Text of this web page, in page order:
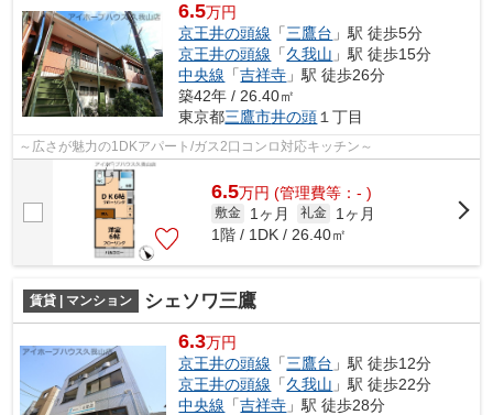
6.5万円
京王井の頭線 「三鷹台 」駅 徒歩5分
京王井の頭線 「久我山 」駅 徒歩15分
中央線 「吉祥寺 」駅 徒歩26分
築42年 / 26.40㎡
東京都三鷹市井の頭 １丁目
～広さが魅力の1DKアパート/ガス2口コンロ対応キッチン～
6.5万円 (管理費等：- )
敷金 1ヶ月 礼金
1ヶ月
1階 / 1DK / 26.40㎡
賃貸 | マンション シェソワ三鷹
6.3万円
京王井の頭線 「三鷹台 」駅 徒歩12分
京王井の頭線 「久我山 」駅 徒歩22分
中央線 「吉祥寺 」駅 徒歩28分